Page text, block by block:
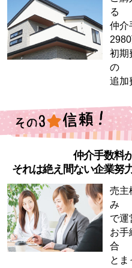
る
仲介
初期
の
追加
仲介手数料
それは絶え間ない企業努
売主
み
で運
お手
合
とま